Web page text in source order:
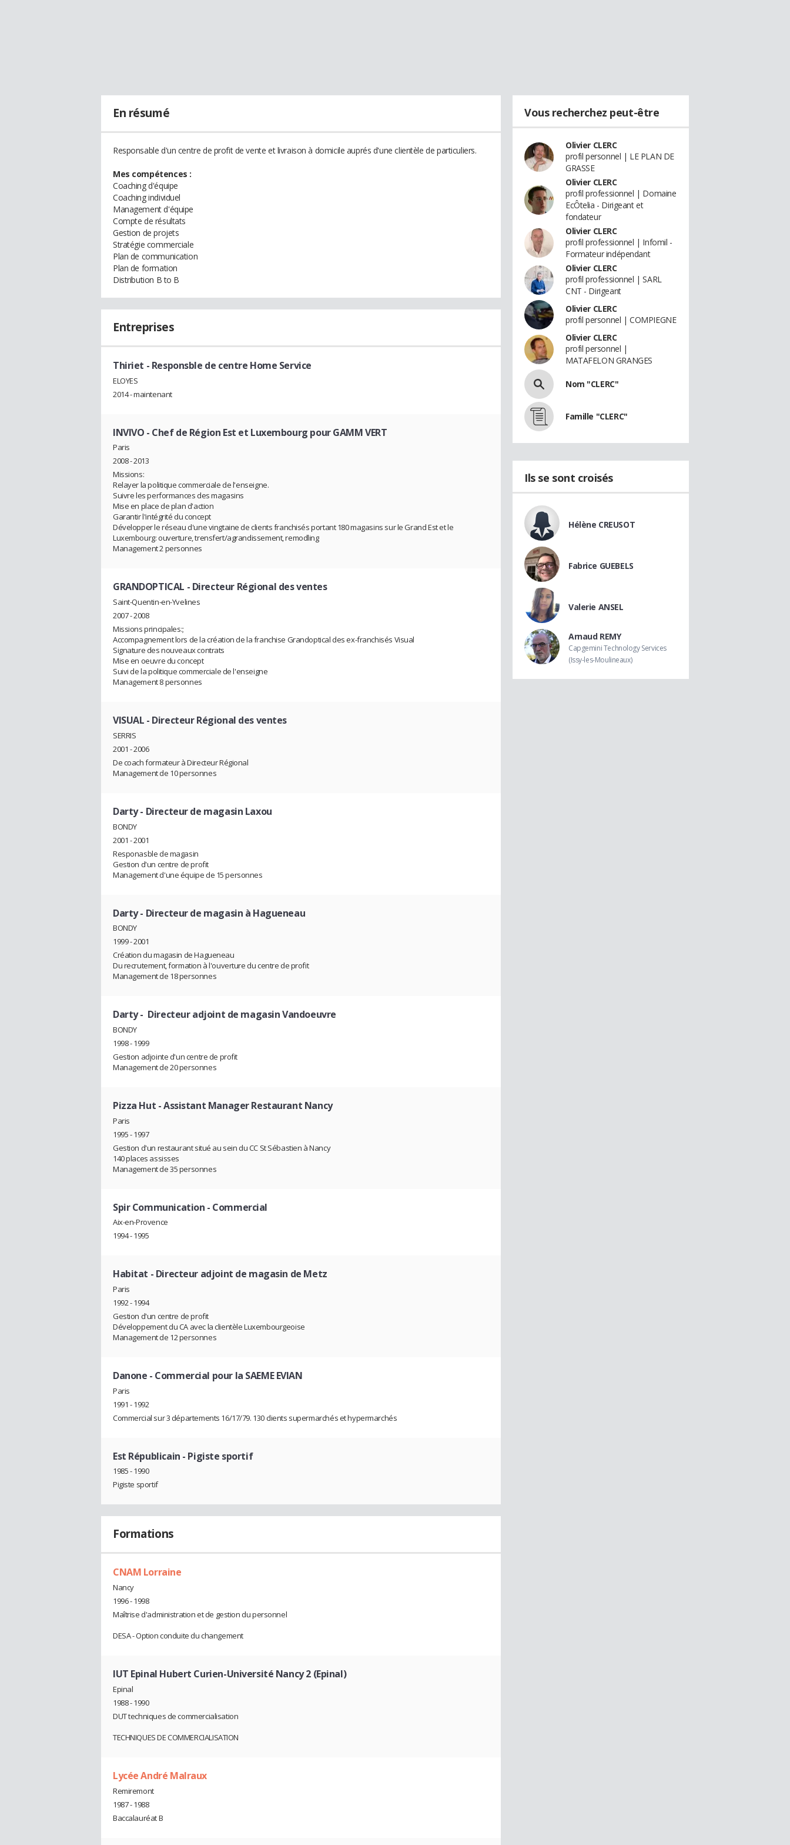
En résumé
Responsable d'un centre de profit de vente et livraison à domicile auprés d'une clientèle de particuliers.
Mes compétences :
Coaching d'équipe
Coaching individuel
Management d'équipe
Compte de résultats
Gestion de projets
Stratégie commerciale
Plan de communication
Plan de formation
Distribution B to B
Entreprises
Thiriet - Responsble de centre Home Service
ELOYES
2014 - maintenant
INVIVO - Chef de Région Est et Luxembourg pour GAMM VERT
Paris
2008 - 2013
Missions:
Relayer la politique commerciale de l'enseigne.
Suivre les performances des magasins
Mise en place de plan d'action
Garantir l'intégrité du concept
Développer le réseau d'une vingtaine de clients franchisés portant 180 magasins sur le Grand Est et le
Luxembourg: ouverture, trensfert/agrandissement, remodling
Management 2 personnes
GRANDOPTICAL - Directeur Régional des ventes
Saint-Quentin-en-Yvelines
2007 - 2008
Missions principales:;
Accompagnement lors de la création de la franchise Grandoptical des ex-franchisés Visual
Signature des nouveaux contrats
Mise en oeuvre du concept
Suivi de la politique commerciale de l'enseigne
Management 8 personnes
VISUAL - Directeur Régional des ventes
SERRIS
2001 - 2006
De coach formateur à Directeur Régional
Management de 10 personnes
Darty- Directeur de magasin Laxou
BONDY
2001 - 2001
Responasble de magasin
Gestion d'un centre de profit
Management d'une équipe de 15 personnes
Darty- Directeur de magasin à Hagueneau
BONDY
1999 - 2001
Création du magasin de Hagueneau
Du recrutement, formation à l'ouverture du centre de profit
Management de 18 personnes
Darty- Directeur adjoint de magasin Vandoeuvre
BONDY
1998 - 1999
Gestion adjointe d'un centre de profit
Management de 20 personnes
Pizza Hut - Assistant Manager Restaurant Nancy
Paris
1995 - 1997
Gestion d'un restaurant situé au sein du CC St Sébastien à Nancy
140 places assisses
Management de 35 personnes
Spir Communication - Commercial
Aix-en-Provence
1994 - 1995
Habitat - Directeur adjoint de magasin de Metz
Paris
1992 - 1994
Gestion d'un centre de profit
Développement du CA avec la clientèle Luxembourgeoise
Management de 12 personnes
Danone - Commercial pour la SAEME EVIAN
Paris
1991 - 1992
Commercial sur 3 départements 16/17/79. 130 clients supermarchés et hypermarchés
Est Républicain - Pigiste sportif
1985 - 1990
Pigiste sportif
Formations
CNAM Lorraine
Nancy
1996 - 1998
Maîtrise d'administration et de gestion du personnel
DESA - Option conduite du changement
IUT Epinal Hubert Curien-Université Nancy 2 (Epinal)
Epinal
1988 - 1990
DUT techniques de commercialisation
TECHNIQUES DE COMMERCIALISATION
Lycée André Malraux
Remiremont
1987 - 1988
Baccalauréat B
Vous recherchez peut-être
Olivier CLERC
profil personnel | LE PLAN DE
GRASSE
Olivier CLERC
profil professionnel | Domaine
EcÔtelia - Dirigeant et
fondateur
Olivier CLERC
profil professionnel | Infomil -
Formateur indépendant
Olivier CLERC
profil professionnel | SARL
CNT - Dirigeant
Olivier CLERC
profil personnel | COMPIEGNE
Olivier CLERC
profil personnel |
MATAFELON GRANGES
Nom "CLERC"
Famille "CLERC"
Ils se sont croisés
Hélène CREUSOT
Fabrice GUEBELS
Valerie ANSEL
Arnaud REMY
Capgemini Technology Services
(Issy-les-Moulineaux)